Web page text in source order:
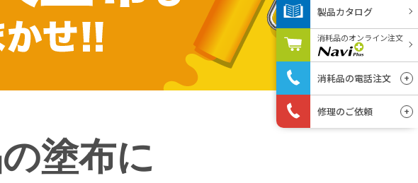
塗布に
製品カテゴリから
目的から
用途から
印刷条件から
製品カタログ
消耗品のオンライン注文
消耗品の電話注文
072-243-1231
修理のご依頼